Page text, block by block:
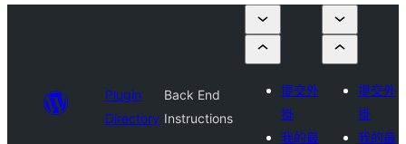
Plugin
Directory
Back End
Instructions
提交外
掛
我的最
提交外
掛
我的最